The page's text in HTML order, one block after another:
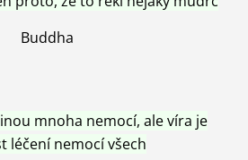
Buddha
mnoha nemocí, ale víra je
léčení nemocí všech